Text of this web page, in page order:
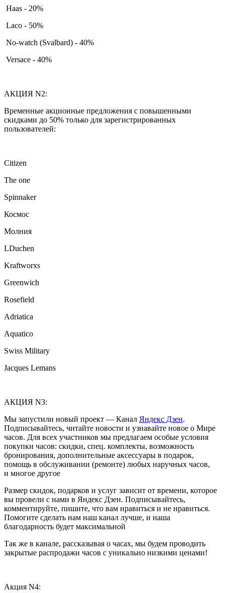
Haas - 20%
Laco - 50%
No-watch (Svalbard) - 40%
Versace - 40%
АКЦИЯ N2:
Временные акционные предложения с повышенными
скидками до 50% только для зарегистрированных
пользователей:
Citizen
The one
Spinnaker
Космос
Молния
LDuchen
Kraftworxs
Greenwich
Rosefield
Adriatica
Aquatico
Swiss Military
Jacques Lemans
АКЦИЯ N3:
Мы запустили новый проект — Канал Яндекс Дзен.
Подписывайтесь, читайте новости и узнавайте новое о Мире
часов. Для всех участников мы предлагаем особые условия
покупки часов: скидки, спец. комплекты, возможность
бронирования, дополнительные аксессуары в подарок,
помощь в обслуживании (ремонте) любых наручных часов,
и многое другое
Размер скидок, подарков и услуг зависит от времени, которое
вы провели с нами в Яндекс Дзен. Подписывайтесь,
комментируйте, пишите, что вам нравиться и не нравиться.
Помогите сделать нам наш канал лучше, и наша
благодарность будет максимальной
Так же в канале, рассказывая о часах, мы будем проводить
закрытые распродажи часов с уникально низкими ценами!
Акция N4: